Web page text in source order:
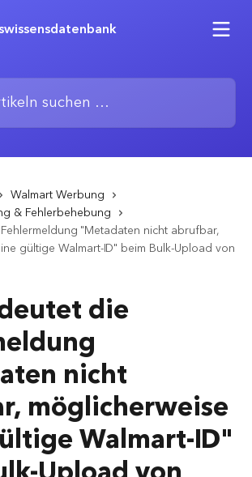
…
Walmart Werbung
& Fehlerbehebung
"Metadaten nicht abrufbar,
gültige Walmart-ID" beim Bulk-Upload von
die
nicht
möglicherweise
Walmart-ID"